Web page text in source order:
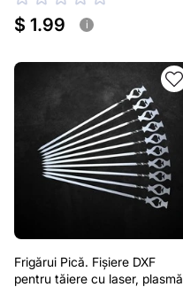
$ 1.99 i
Frigărui Pică. Fișiere DXF
pentru tăiere cu laser, plasmă